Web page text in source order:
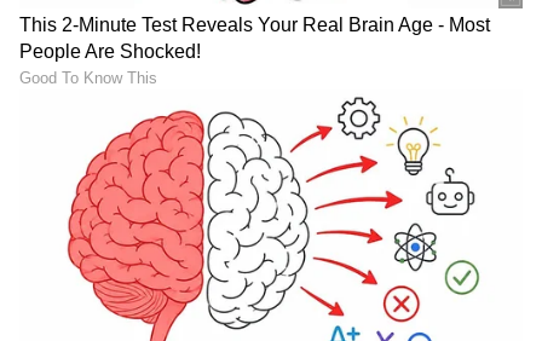
ನೊಂದಿತ್ತು. ಆದರೆ ಶತ್ರುಗಳ ದಾಳಿಗೆ ಹೆದರಿ
ಪಲಾಯನವಾದಿಯಾಗ ಬೇಡ, ಜನಸೇವೆಯ ಪಥದಿಂದ
ಹಿಂದಡಿ ಇಡಬೇಡ, ಎಂದು ನನ್ನ ಅಂತಾರಾತ್ಮ ಎಚ್ಚರಿಸಿತು.
ಅನ್ಯಾಯದ ವಿರುದ್ದ ನ್ಯಾಯದ ಹೋರಾಟವನ್ನು
ಮುಂದುವರಿಸಿ ಆರೋಪಿತ ಕಳಂಕವನ್ನು ನಿವಾರಿಸಿಕೊಂಡು
ನಿರಾಳನಾದೆ.
* ನನ್ನ ನೋವು, ದು:ಖ-ದುಮ್ಮಾನಗಳನ್ನು ಈ ಸಂದರ್ಭದಲ್ಲಿ
ಪಟ್ಟಿಮಾಡಿ ನನ್ನ ಮನಸ್ಸನ್ನು ಕಹಿಮಾಡಿಕೊಳ್ಳುವುದಿಲ್ಲ.ಆದರೆ